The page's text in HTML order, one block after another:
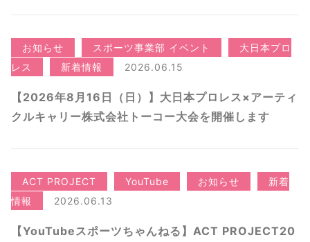
お知らせ スポーツ事業部 イベント
大日本プロ
レス
新着情報 2026.06.15
【2026年8月16日（日）】大日本プロレス×アーティ
クルキャリー株式会社トーコー大会を開催します
ACT PROJECT YouTube お知らせ
新着
情報
2026.06.13
【YouTubeスポーツちゃんねる】ACT PROJECT20